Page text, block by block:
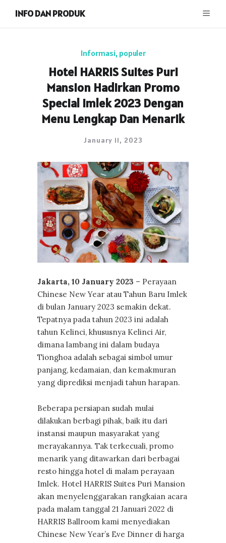
INFO DAN PRODUK
Informasi, populer
Hotel HARRIS Suites Puri
Mansion Hadirkan Promo
Special Imlek 2023 Dengan
Menu Lengkap Dan Menarik
January 11, 2023
Jakarta, 10 January 2023 – Perayaan
Chinese New Year atau Tahun Baru Imlek
di bulan January 2023 semakin dekat.
Tepatnya pada tahun 2023 ini adalah
tahun Kelinci, khususnya Kelinci Air,
dimana lambang ini dalam budaya
Tionghoa adalah sebagai simbol umur
panjang, kedamaian, dan kemakmuran
yang diprediksi menjadi tahun harapan.
Beberapa persiapan sudah mulai
dilakukan berbagi pihak, baik itu dari
instansi maupun masyarakat yang
merayakannya. Tak terkecuali, promo
menarik yang ditawarkan dari berbagai
resto hingga hotel di malam perayaan
Imlek. Hotel HARRIS Suites Puri Mansion
akan menyelenggarakan rangkaian acara
pada malam tanggal 21 Januari 2022 di
HARRIS Ballroom kami menyediakan
Chinese New Year’s Eve Dinner di harga